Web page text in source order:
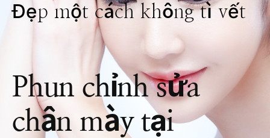
Đẹp một cách không tì vết
Phun chỉnh sửa
chân mày tại